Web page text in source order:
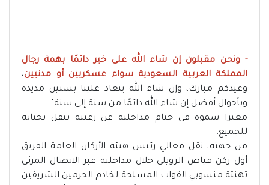
- ونحن مقبلون إن شاء الله على خير دائمًا بهمة رجال
المملكة العربية السعودية سواء عسكريين أو مدنيين،
وعيدكم مبارك، وإن شاء الله ينعاد علينا بسنين مديدة
وبأحوال أفضل إن شاء الله دائمًا من سنة إلى سنة".
معبرا سموه في ختام مداخلته عن رغبته بنقل تحياته
للجميع.
من جهته، نقل معالي رئيس هيئة الأركان العامة الفريق
أول ركن فياض الرويلي خلال مداخلته عبر الاتصال المرئي
تهنئة منسوبي القوات المسلحة لخادم الحرمين الشريفين